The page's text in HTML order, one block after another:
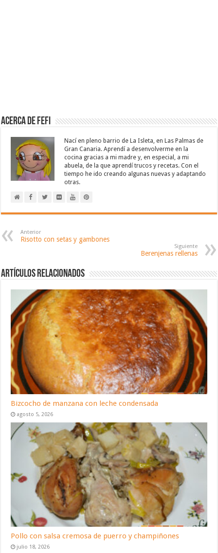
Acerca de Fefi
Nací en pleno barrio de La Isleta, en Las Palmas de
Gran Canaria. Aprendí a desenvolverme en la
cocina gracias a mi madre y, en especial, a mi
abuela, de la que aprendí trucos y recetas. Con el
tiempo he ido creando algunas nuevas y adaptando
otras.
Anterior
Risotto con setas y gambones
Siguiente
Berenjenas rellenas
Artículos relacionados
Bizcocho de manzana con leche condensada
agosto 5, 2026
Pollo con salsa cremosa de puerro y champiñones
julio 18, 2026